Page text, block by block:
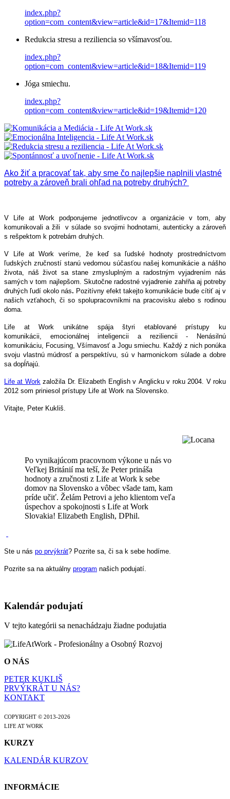
index.php?
option=com_content&view=article&id=17&Itemid=118
Redukcia stresu a reziliencia so všímavosťou.
index.php?
option=com_content&view=article&id=18&Itemid=119
Jóga smiechu.
index.php?
option=com_content&view=article&id=19&Itemid=120
Ako žiť a pracovať tak, aby sme čo najlepšie naplnili vlastné
potreby a zároveň brali ohľad na potreby druhých?
V Life at Work podporujeme jednotlivcov a organizácie v tom, aby
komunikovali a žili v súlade so svojimi hodnotami, autenticky a zároveň
s rešpektom k potrebám druhých.
V Life at Work veríme, že keď sa ľudské hodnoty prostredníctvom
ľudských zručností stanú vedomou súčasťou našej komunikácie a nášho
života, náš život sa stane zmysluplným a radostným vyjadrením nás
samých v tom najlepšom. Skutočne radostné vyjadrenie zahŕňa aj potreby
druhých ľudí okolo nás. Pozitívny efekt takejto komunikácie bude cítiť aj v
našich vzťahoch, či so spolupracovníkmi na pracovisku alebo s rodinou
doma.
Life at Work unikátne spája štyri etablované prístupy ku
komunikácii, emocionálnej inteligencii a reziliencii - Nenásilnú
komunikáciu, Focusing, Všímavosť a Jogu smiechu. Každý z nich ponúka
svoju vlastnú múdrosť a perspektívu, sú v harmonickom súlade a dobre
sa dopĺňajú.
Life at Workzaložila Dr. Elizabeth English v Anglicku v roku 2004. V roku
2012 som priniesol prístupy Life at Work na Slovensko.
Vitajte, Peter Kukliš.
Po vynikajúcom pracovnom výkone u nás vo
Veľkej Británií ma teší, že Peterprináša
hodnoty a zručnosti z Life at Work k sebe
domov na Slovensko a vôbec všade tam, kam
príde učiť. Želám Petrovi a jeho klientom veľa
úspechov a spokojnosti s Life at Work
Slovakia! Elizabeth English, DPhil.
Ste u nás po prvýkrát? Pozrite sa, či sa k sebe hodíme.
Pozrite sa na aktuálny program našich podujatí.
Kalendár podujatí
V tejto kategórii sa nenachádzaju žiadne podujatia
O NÁS
PETER KUKLIŠ
PRVÝKRÁT U NÁS?
KONTAKT
COPYRIGHT © 2013-2026
LIFE AT WORK
KURZY
KALENDÁR KURZOV
INFORMÁCIE